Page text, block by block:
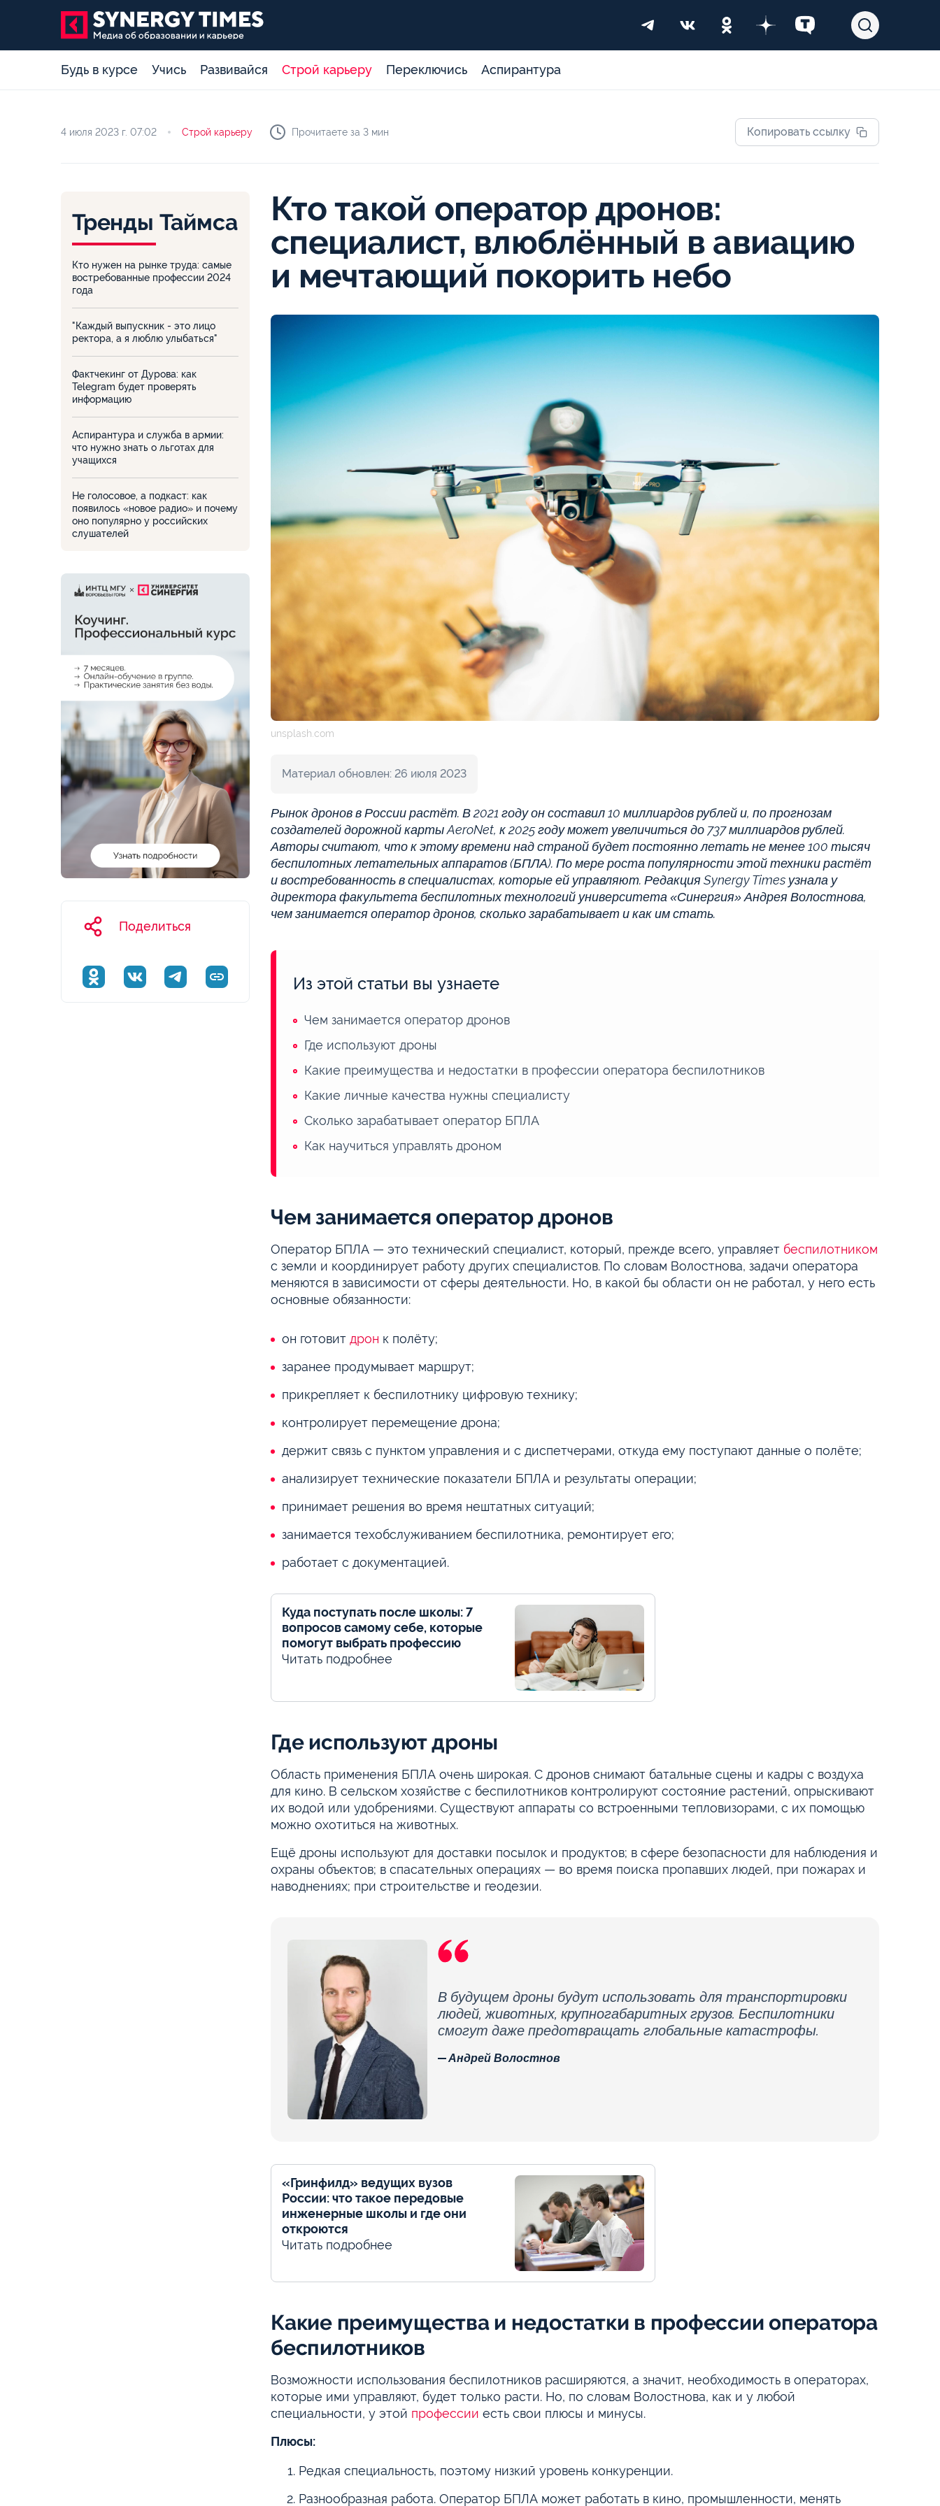
Будь в курсе Учись Развивайся Строй карьеру Переключись Аспирантура
4 июля 2023 г. 07:02 Строй карьеру Прочитаете за 3 мин Копировать ссылку
Тренды Таймса
Кто нужен на рынке труда: самые
востребованные профессии 2024
года
"Каждый выпускник - это лицо
ректора, а я люблю улыбаться"
Фактчекинг от Дурова: как
Telegram будет проверять
информацию
Аспирантура и служба в армии:
что нужно знать о льготах для
учащихся
Не голосовое, а подкаст: как
появилось «новое радио» и почему
оно популярно у российских
слушателей
Поделиться
Кто такой оператор дронов:
специалист, влюблённый в авиацию
и мечтающий покорить небо
unsplash.com
Материал обновлен: 26 июля 2023
Рынок дронов в России растёт. В 2021 году он составил 10 миллиардов рублей и, по прогнозам
создателей дорожной карты AeroNet, к 2025 году может увеличиться до 737 миллиардов рублей.
Авторы считают, что к этому времени над страной будет постоянно летать не менее 100 тысяч
беспилотных летательных аппаратов (БПЛА). По мере роста популярности этой техники растёт
и востребованность в специалистах, которые ей управляют. Редакция Synergy Times узнала у
директора факультета беспилотных технологий университета «Синергия» Андрея Волостнова,
чем занимается оператор дронов, сколько зарабатывает и как им стать.
Из этой статьи вы узнаете
Чем занимается оператор дронов
Где используют дроны
Какие преимущества и недостатки в профессии оператора беспилотников
Какие личные качества нужны специалисту
Сколько зарабатывает оператор БПЛА
Как научиться управлять дроном
Чем занимается оператор дронов
Оператор БПЛА — это технический специалист, который, прежде всего, управляет беспилотником
с земли и координирует работу других специалистов. По словам Волостнова, задачи оператора
меняются в зависимости от сферы деятельности. Но, в какой бы области он не работал, у него есть
основные обязанности:
он готовит дрон к полёту;
заранее продумывает маршрут;
прикрепляет к беспилотнику цифровую технику;
контролирует перемещение дрона;
держит связь с пунктом управления и с диспетчерами, откуда ему поступают данные о полёте;
анализирует технические показатели БПЛА и результаты операции;
принимает решения во время нештатных ситуаций;
занимается техобслуживанием беспилотника, ремонтирует его;
работает с документацией.
Куда поступать после школы: 7
вопросов самому себе, которые
помогут выбрать профессию
Читать подробнее
Где используют дроны
Область применения БПЛА очень широкая. С дронов снимают батальные сцены и кадры с воздуха
для кино. В сельском хозяйстве с беспилотников контролируют состояние растений, опрыскивают
их водой или удобрениями. Существуют аппараты со встроенными тепловизорами, с их помощью
можно охотиться на животных.
Ещё дроны используют для доставки посылок и продуктов; в сфере безопасности для наблюдения и
охраны объектов; в спасательных операциях — во время поиска пропавших людей, при пожарах и
наводнениях; при строительстве и геодезии.
В будущем дроны будут использовать для транспортировки
людей, животных, крупногабаритных грузов. Беспилотники
смогут даже предотвращать глобальные катастрофы.
Андрей Волостнов
«Гринфилд» ведущих вузов
России: что такое передовые
инженерные школы и где они
откроются
Читать подробнее
Какие преимущества и недостатки в профессии оператора
беспилотников
Возможности использования беспилотников расширяются, а значит, необходимость в операторах,
которые ими управляют, будет только расти. Но, по словам Волостнова, как и у любой
специальности, у этой профессии есть свои плюсы и минусы.
Плюсы:
Редкая специальность, поэтому низкий уровень конкуренции.
Разнообразная работа. Оператор БПЛА может работать в кино, промышленности, менять